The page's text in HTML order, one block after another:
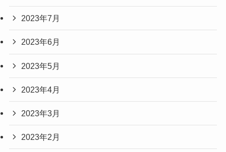
2023年7月
2023年6月
2023年5月
2023年4月
2023年3月
2023年2月